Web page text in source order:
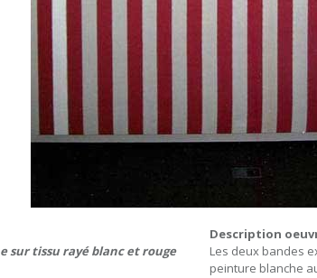
sur tissu rayé blanc et rouge
Description
Les deux bandes
peinture blanche